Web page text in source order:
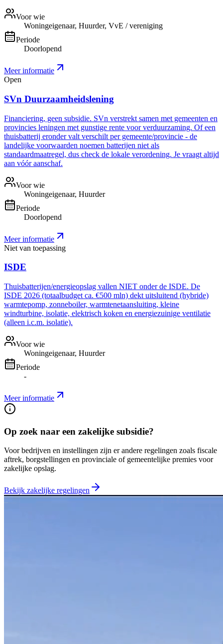
Voor wie
Woningeigenaar, Huurder, VvE / vereniging
Periode
Doorlopend
Meer informatie
Open
SVn Duurzaamheidslening
Financiering, geen subsidie. SVn verstrekt samen met gemeenten en
provincies leningen met gunstige rente voor verduurzaming. Of een
thuisbatterij eronder valt verschilt per gemeente/provincie - de
landelijke voorwaarden noemen batterijen niet als
standaardmaatregel, dus check de lokale verordening. Je vraagt altijd
aan vóór aanschaf.
Voor wie
Woningeigenaar, Huurder
Periode
Doorlopend
Meer informatie
Niet van toepassing
ISDE
Thuisbatterijen/energieopslag vallen NIET onder de ISDE. De
ISDE 2026 (totaalbudget ca. €500 mln) dekt uitsluitend (hybride)
warmtepomp, zonneboiler, warmtenetaansluiting, kleine
windturbine, isolatie, elektrisch koken en energiezuinige ventilatie
(alleen i.c.m. isolatie).
Voor wie
Woningeigenaar, Huurder
Periode
-
Meer informatie
Op zoek naar een zakelijke subsidie?
Voor bedrijven en instellingen zijn er andere regelingen zoals fiscale
aftrek, borgstellingen en provinciale of gemeentelijke premies voor
zakelijke opslag.
Bekijk zakelijke regelingen